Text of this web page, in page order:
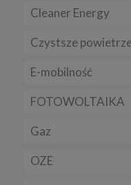
Firmy
Prawo
Rynek/
Cleaner Energy
Dla domu
Dla firmy
Dla samorządu
Czystsze
E-mobilność
E-ładowarki
Samochody
Auta hybrydowe
FOTOWOLTAIKA
Gaz
Rynek gazu
OZE